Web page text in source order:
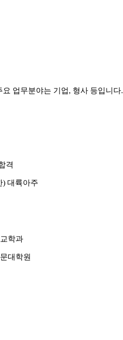
업무분야는 기업, 형사 등입니다.
격
) 대륙아주
학과
대학원